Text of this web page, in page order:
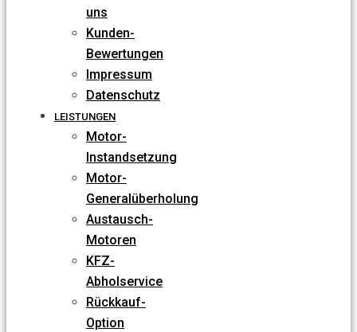
uns
Kunden-
Bewertungen
Impressum
Datenschutz
LEISTUNGEN
Motor-
Instandsetzung
Motor-
Generalüberholung
Austausch-
Motoren
KFZ-
Abholservice
Rückkauf-
Option